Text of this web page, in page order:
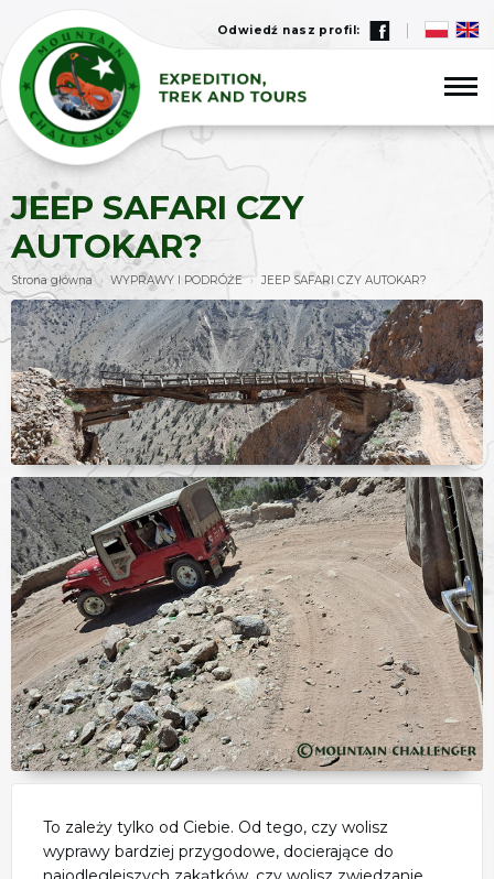
Odwiedź nasz profil:
JEEP SAFARI CZY
AUTOKAR?
Strona główna › WYPRAWY I PODRÓŻE › JEEP SAFARI CZY AUTOKAR?
To zależy tylko od Ciebie. Od tego, czy wolisz
wyprawy bardziej przygodowe, docierające do